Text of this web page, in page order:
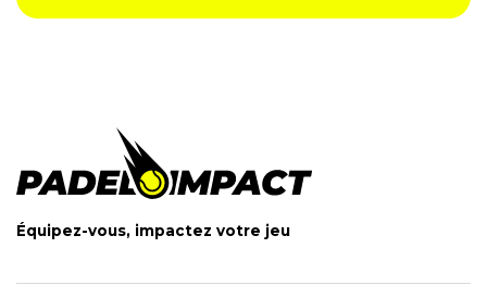
Équipez-vous, impactez votre jeu